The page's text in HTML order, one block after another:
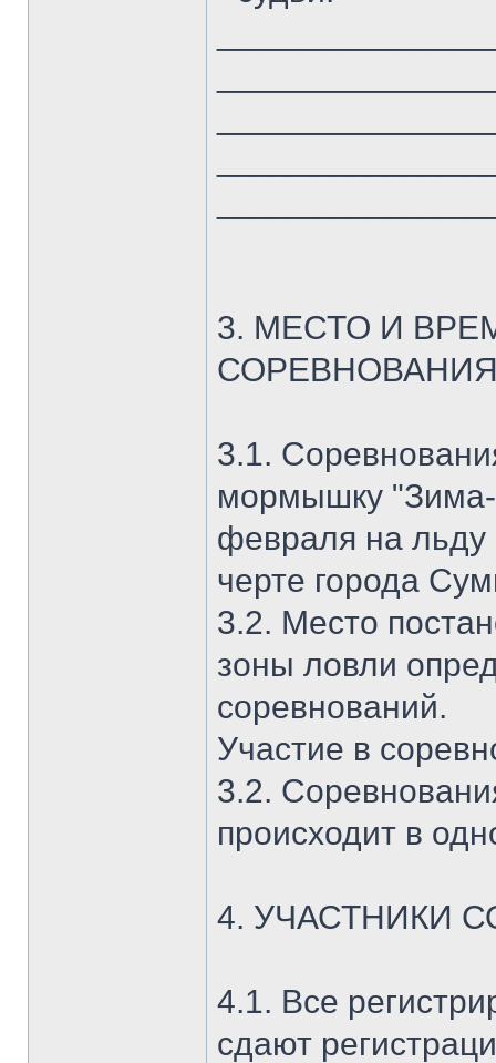
3. МЕСТО И
3.1.
мормышку "Зима-
февраля на льду
черте города
3.2. Место
зоны ловли
соревнований.
Участие в
3.2.
происходит в
4. УЧАСТНИКИ
4.1. Все
сдают